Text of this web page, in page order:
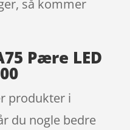
så kommer
Pære LED
produkter i
du nogle bedre